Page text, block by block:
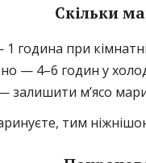
Скільки
година при
— 4–6 годин у
залишити м’ясо
тим